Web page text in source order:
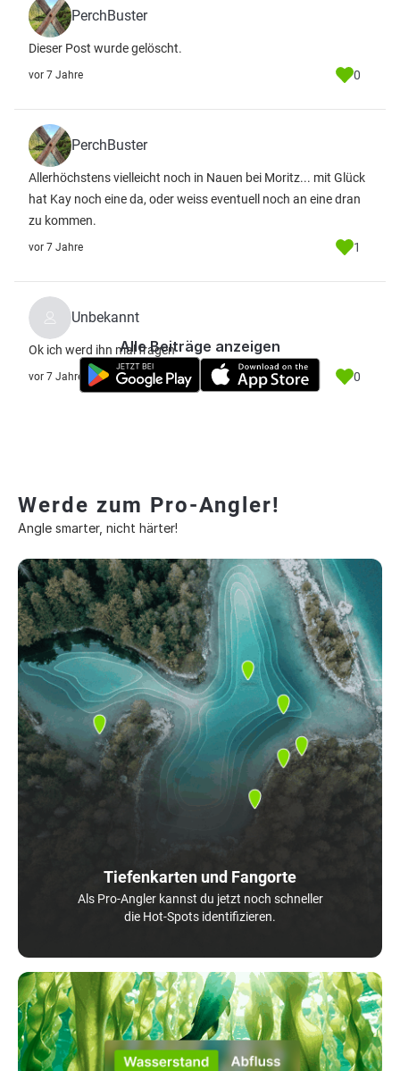
PerchBuster
Dieser Post wurde gelöscht.
vor 7 Jahre 0
PerchBuster
Allerhöchstens vielleicht noch in Nauen bei Moritz... mit Glück
hat Kay noch eine da, oder weiss eventuell noch an eine dran
zu kommen.
vor 7 Jahre 1
Unbekannt
Ok ich werd ihn mal fragen
vor 7 Jahre 0
Alle Beiträge anzeigen
Werde zum Pro-Angler!
Angle smarter, nicht härter!
Tiefenkarten und Fangorte
Als Pro-Angler kannst du jetzt noch schneller
die Hot-Spots identifizieren.